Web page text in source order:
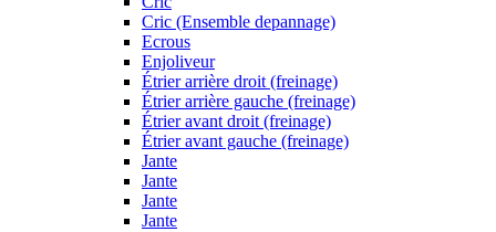
Cric (Ensemble depannage)
Ecrous
Enjoliveur
Étrier arrière droit (freinage)
Étrier arrière gauche (freinage)
Étrier avant droit (freinage)
Étrier avant gauche (freinage)
Jante
Jante
Jante
Jante